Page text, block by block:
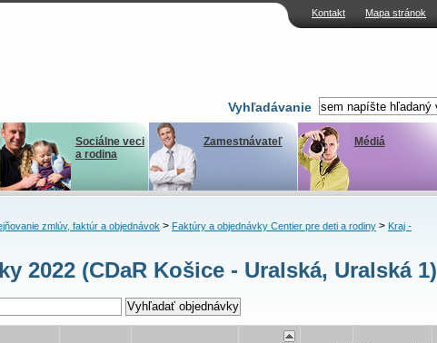
Kontakt Mapa stránok
Vyhľadávanie
Sociálne veci
a rodina
Zamestnávateľ Médiá
zmlúv, faktúr a objednávok> Faktúry a objednávky Centier pre deti a rodiny> Kraj -
2022 (CDaR Košice - Uralská, Uralská 1)